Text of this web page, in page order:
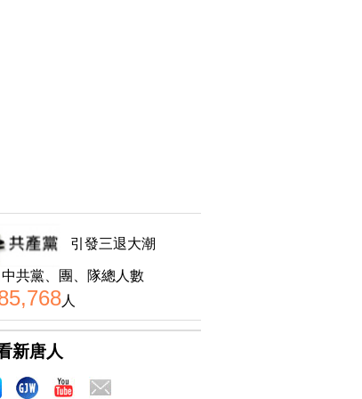
引發三退大潮
共黨、團、隊總人數
人
新唐人